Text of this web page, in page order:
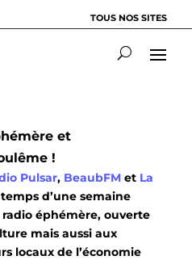
TOUS NOS SITES
et
!
Pulsar, BeaubFMet La
d’une semaine
éphémère, ouverte
mais aussi aux
locaux de l’économie